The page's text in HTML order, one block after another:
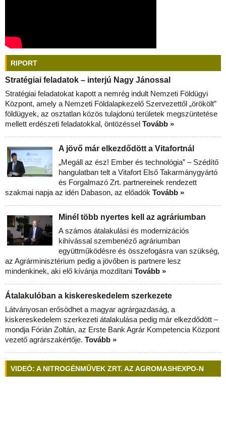
RIPORT
Stratégiai feladatok – interjú Nagy Jánossal
Stratégiai feladatokat kapott a nemrég indult Nemzeti Földügyi
Központ, amely a Nemzeti Földalapkezelő Szervezettől „örökölt”
földügyek, az osztatlan közös tulajdonú területek megszüntetése
mellett erdészeti feladatokkal, öntözéssel Tovább »
A jövő már elkezdődött a Vitafortnál
„Megáll az ész! Ember és technológia” – Szédítő
hangulatban telt a Vitafort Első Takarmánygyártó
és Forgalmazó Zrt. partnereinek rendezett
szakmai napja az idén Dabason, az előadók Tovább »
Minél több nyertes kell az agráriumban
A számos átalakulási és modernizációs
kihívással szembenéző agráriumban
együttműködésre és összefogásra van szükség,
az Agrárminisztérium pedig a jövőben is partnere lesz
mindenkinek, aki elő kívánja mozdítani Tovább »
Átalakulóban a kiskereskedelem szerkezete
Látványosan erősödhet a magyar agrárgazdaság, a
kiskereskedelem szerkezeti átalakulása pedig már elkezdődött –
mondja Fórián Zoltán, az Erste Bank Agrár Kompetencia Központ
vezető agrárszakértője. Tovább »
VIDEÓ: A NITROGÉNMŰVEK ZRT. AZ AGROMASHEXPO-N